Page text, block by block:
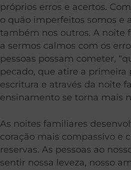
próprios erros e acertos.
o quão imperfeitos somos e
também nos outros. A noite
a sermos calmos com os
pessoas possam cometer,
pecado, que atire a primeira
escritura e através da noite
ensinamento se torna mais
As noites familiares
coração mais compassivo e
reservas. As pessoas ao
sentir nossa leveza, nosso